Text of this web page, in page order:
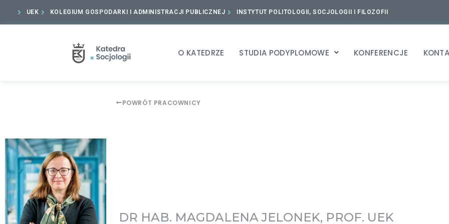
UEK KOLEGIUM GOSPODARKI I ADMINISTRACJI PUBLICZNEJ INSTYTUT POLITOLOGII, SOCJOLOGII I FILOZOFII
O KATEDRZE STUDIA PODYPLOMOWE KONFERENCJE
POWRÓT PRACOWNICY
DR HAB. MAGDALENA JELONEK, PROF. UEK